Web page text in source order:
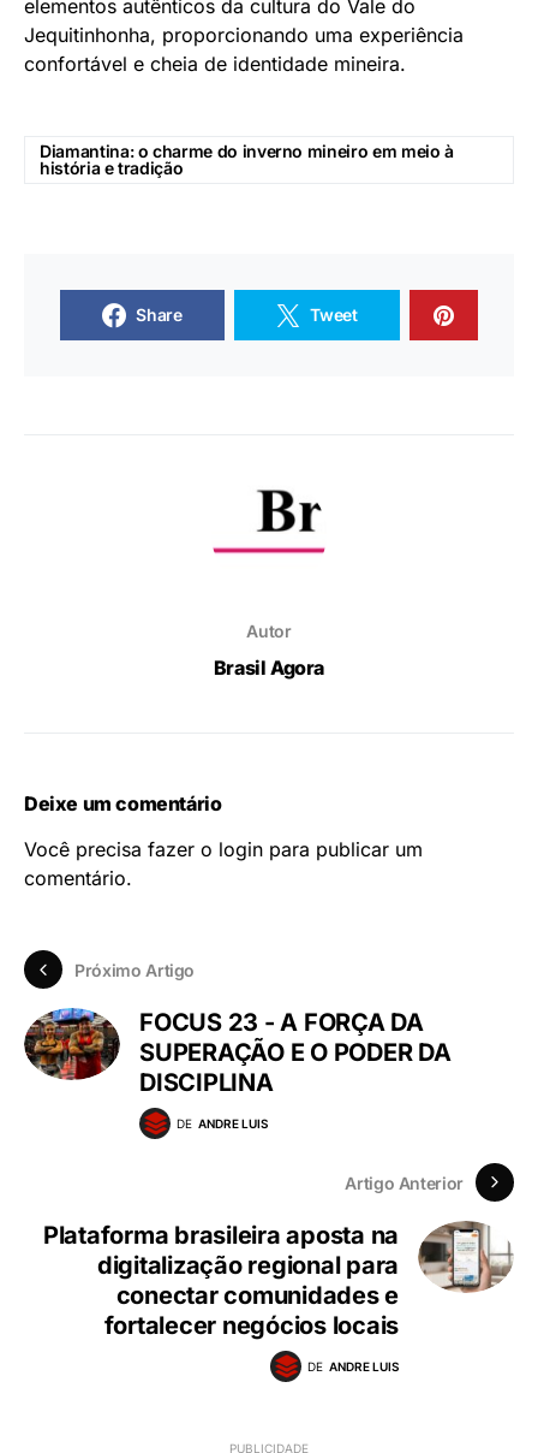
elementos autênticos da cultura do Vale do
Jequitinhonha, proporcionando uma experiência
confortável e cheia de identidade mineira.
Diamantina: o charme do inverno mineiro em meio à
história e tradição
Share Tweet
Autor
Brasil Agora
Deixe um comentário
Você precisa fazer o login para publicar um
comentário.
Próximo Artigo
FOCUS 23 - A FORÇA DA
SUPERAÇÃO E O PODER DA
DISCIPLINA
DE ANDRE LUIS
Artigo Anterior
Plataforma brasileira aposta na
digitalização regional para
conectar comunidades e
fortalecer negócios locais
DE ANDRE LUIS